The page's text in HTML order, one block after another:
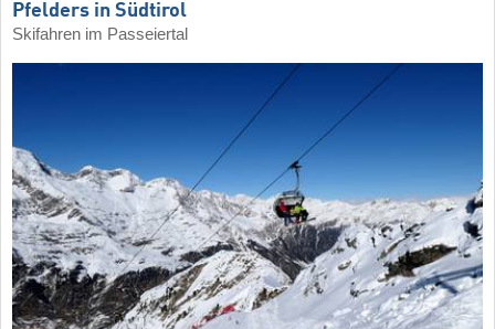
Pfelders in Südtirol
Skifahren im Passeiertal